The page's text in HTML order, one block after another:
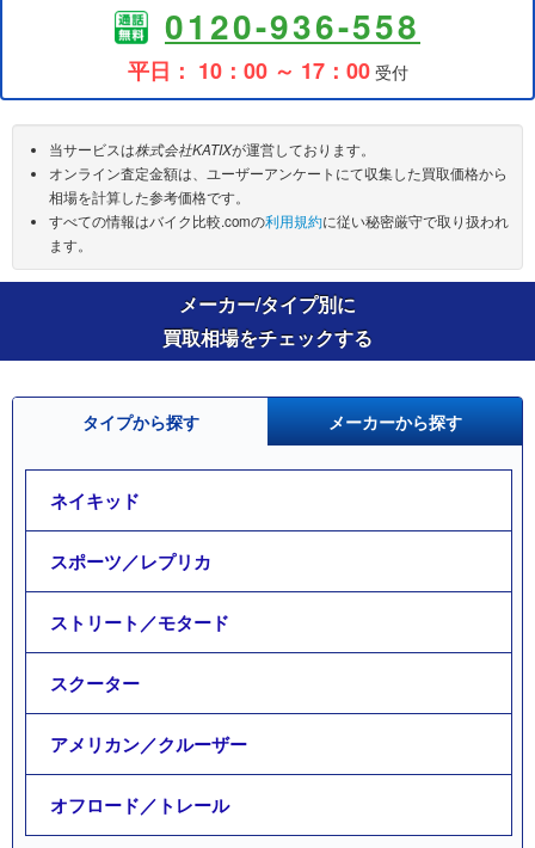
0120-936-558
平日： 10：00 ～ 17：00受付
当サービスは株式会社KATIXが運営しております。
オンライン査定金額は、ユーザーアンケートにて収集した買取価格から
相場を計算した参考価格です。
すべての情報はバイク比較.comの利用規約に従い秘密厳守で取り扱われ
ます。
メーカー/タイプ別に
買取相場をチェックする
タイプから探す メーカーから探す
ネイキッド
スポーツ／レプリカ
ストリート／モタード
スクーター
アメリカン／クルーザー
オフロード／トレール